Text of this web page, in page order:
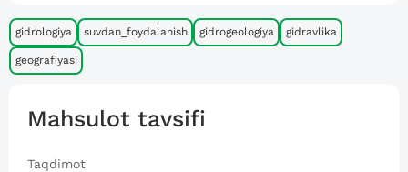
gidrologiya suvdan_foydalanish gidrogeologiya gidravlika
geografiyasi
Mahsulot tavsifi
Taqdimot